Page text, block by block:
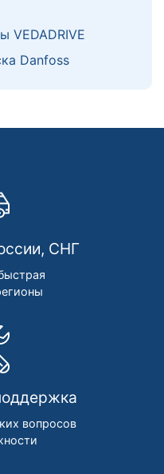
VEDADRIVE
Danfoss
СНГ
вопросов